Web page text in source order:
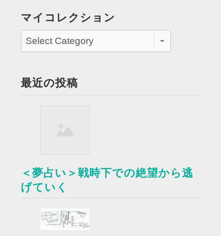
応
援
団
し
送
り
マイコレクション
最近の投稿
＜夢占い＞戦時下での絶望から逃
げていく